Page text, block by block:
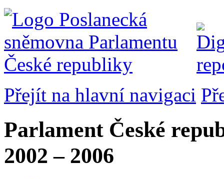
Přejít na hlavní navigaci
Parlament České
2002 – 2006